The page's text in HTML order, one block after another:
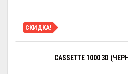
СКИДКА!
CASSETTE 1000 3D